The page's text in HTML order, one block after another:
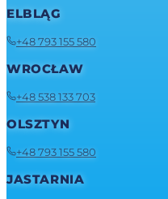
ELBLĄG
+48 793 155 580
WROCŁAW
+48 538 133 703
OLSZTYN
+48 793 155 580
JASTARNIA